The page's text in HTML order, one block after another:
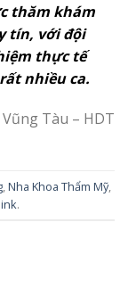
thăm khám
tín, với đội
thực tế
nhiều ca.
Vũng Tàu – HDT
,Nha Khoa Thẩm Mỹ,
.